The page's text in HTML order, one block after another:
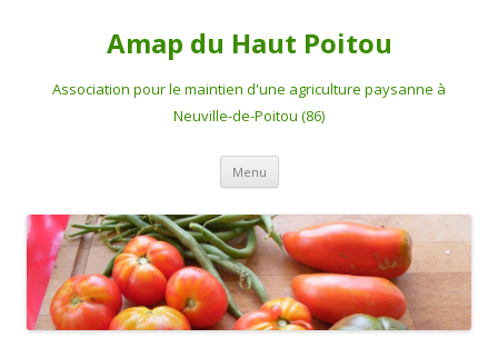
Amap du Haut Poitou
Association pour le maintien d'une agriculture paysanne à
Neuville-de-Poitou (86)
Menu Aller
contenu